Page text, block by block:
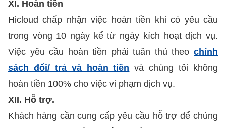
XI. Hoàn tiền
Hicloud chấp nhận việc hoàn tiền khi có yêu cầu
trong vòng 10 ngày kể từ ngày kích hoạt dịch vụ.
Việc yêu cầu hoàn tiền phải tuân thủ theo chính
sách đổi/ trả và hoàn tiền và chúng tôi không
hoàn tiền 100% cho việc vi phạm dịch vụ.
XII. Hỗ trợ.
Khách hàng cần cung cấp yêu cầu hỗ trợ để chúng